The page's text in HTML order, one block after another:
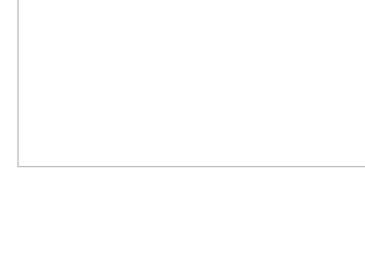
Görüş ve önerileriniz için teşekkür ederiz.